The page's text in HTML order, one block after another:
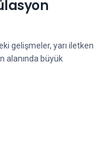
gelişmeler, yarı iletken
alanında büyük